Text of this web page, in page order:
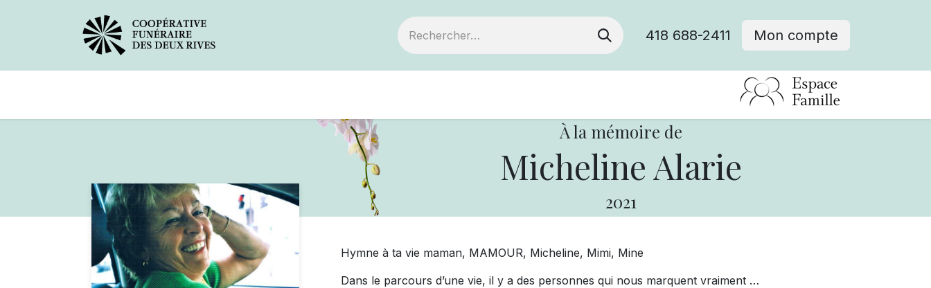
418 688-2411 Mon compte
À la mémoire de
Micheline Alarie
2021
Hymne à ta vie maman, MAMOUR, Micheline, Mimi, Mine
Dans le parcours d’une vie, il y a des personnes qui nous marquent vraiment …